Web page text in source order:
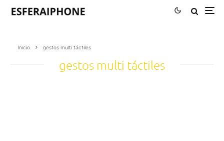
Inicio gestos multi táctiles
gestos multi táctiles